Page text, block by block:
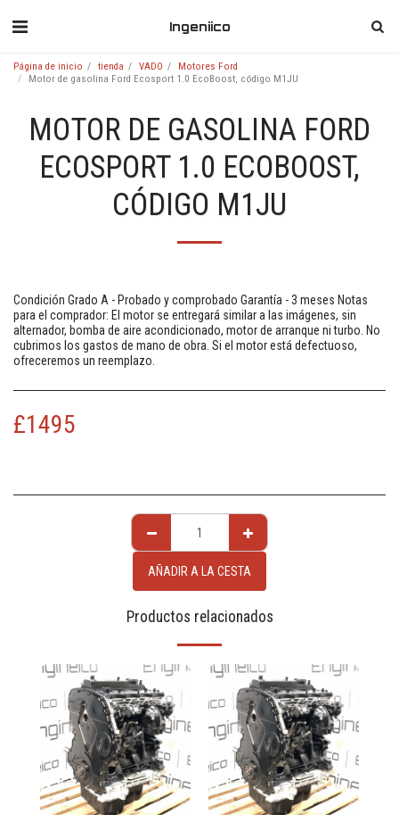
Ingeniico
Página de inicio tienda VADO
Motores Ford
Motor de gasolina Ford Ecosport 1.0 EcoBoost, código M1JU
MOTOR DE GASOLINA FORD
ECOSPORT 1.0 ECOBOOST,
CÓDIGO M1JU
Condición Grado A - Probado y comprobado Garantía - 3 meses Notas
para el comprador: El motor se entregará similar a las imágenes, sin
alternador, bomba de aire acondicionado, motor de arranque ni turbo. No
cubrimos los gastos de mano de obra. Si el motor está defectuoso,
ofreceremos un reemplazo.
£1495
AÑADIR A LA CESTA
Productos relacionados